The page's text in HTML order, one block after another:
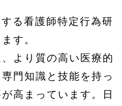
る看護師特定行為研
す。
より質の高い医療的
門知識と技能を持っ
高まっています。日